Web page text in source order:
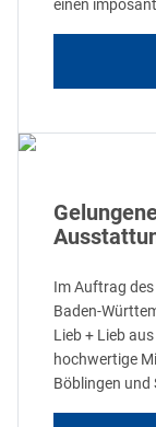
einen
Im Auftrag
Baden-
Lieb + Lieb
hochwertige
Böblingen und